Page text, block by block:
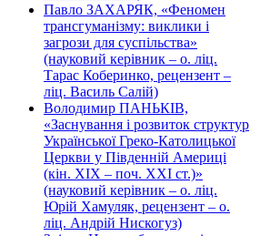
Павло ЗАХАРЯК, «Феномен
трансгуманізму: виклики і
загрози для суспільства»
(науковий керівник – о. ліц.
Тарас Коберинко, рецензент –
ліц. Василь Салій)
Володимир ПАНЬКІВ,
«Заснування і розвиток структур
Української Греко-Католицької
Церкви у Південній Америці
(кін. ХІХ – поч. ХХІ ст.)»
(науковий керівник – о. ліц.
Юрій Хамуляк, рецензент – о.
ліц. Андрій Нискогуз)